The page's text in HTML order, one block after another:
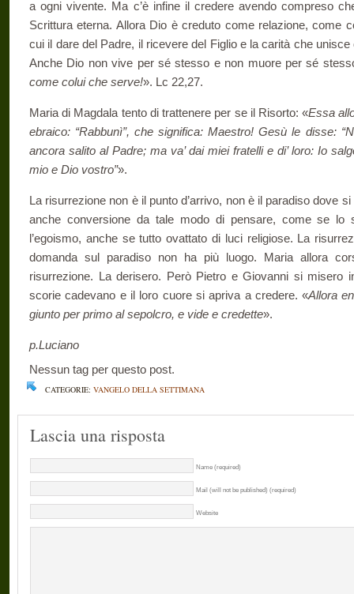
a ogni vivente. Ma c’è infine il credere avendo compreso
Scrittura eterna. Allora Dio è creduto come relazione, come
cui il dare del Padre, il ricevere del Figlio e la carità che unisce
Anche Dio non vive per sé stesso e non muore per sé
come colui che serve!». Lc 22,27.
Maria di Magdala tento di trattenere per se il Risorto: «Essa
ebraico: “Rabbunì”, che significa: Maestro! Gesù le disse:
ancora salito al Padre; ma va’ dai miei fratelli e di’ loro: Io
mio e Dio vostro”».
La risurrezione non è il punto d’arrivo, non è il paradiso dove
anche conversione da tale modo di pensare, come se lo
l’egoismo, anche se tutto ovattato di luci religiose. La
domanda sul paradiso non ha più luogo. Maria allora
risurrezione. La derisero. Però Pietro e Giovanni si misero
scorie cadevano e il loro cuore si apriva a credere. «Allora
giunto per primo al sepolcro, e vide e credette».
p.Luciano
Nessun tag per questo post.
CATEGORIE: VANGELO DELLA SETTIMANA
Lascia una risposta
Name (required)
Mail (will not be published) (required)
Website